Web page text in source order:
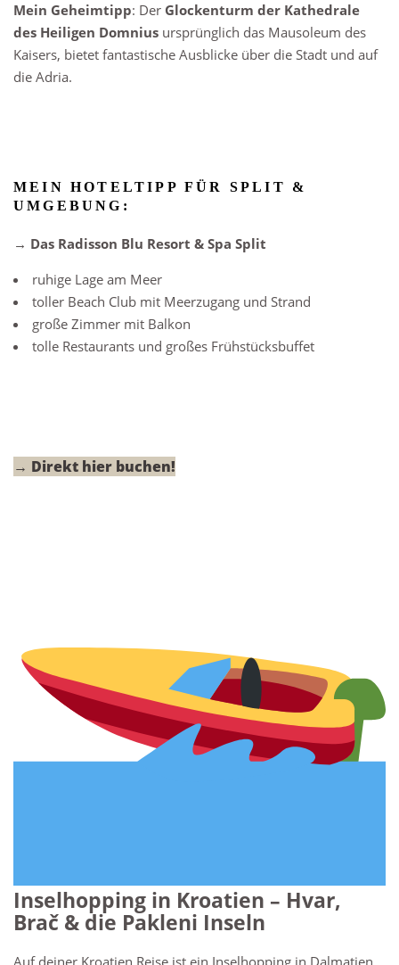
Mein Geheimtipp: Der Glockenturm der Kathedrale
des Heiligen Domnius ursprünglich das Mausoleum des
Kaisers, bietet fantastische Ausblicke über die Stadt und auf
die Adria.
MEIN HOTELTIPP FÜR SPLIT &
UMGEBUNG:
→ Das Radisson Blu Resort & Spa Split
ruhige Lage am Meer
toller Beach Club mit Meerzugang und Strand
große Zimmer mit Balkon
tolle Restaurants und großes Frühstücksbuffet
→ Direkt hier buchen!
Inselhopping in Kroatien – Hvar,
Brač & die Pakleni Inseln
Auf deiner Kroatien Reise ist ein Inselhopping in Dalmatien